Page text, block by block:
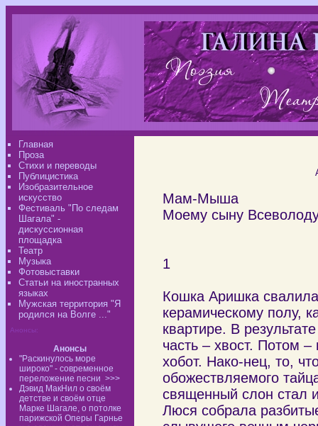
Главная
Проза
Стихи и переводы
Публицистика
Изобразительное
искусство
Фестиваль "По следам
Шагала" -
дискуссионная
площадка
Театр
Музыка
Фотовыставки
Статьи на иностранных
языках
Мужская территория "Я
родился на Волге ..."
Анонсы:
Анонсы
"Раскинулось море
широко" - современное
переложение песни >>>
Дэвид МакНил о своём
детстве и своём отце
Марке Шагале, о потолке
парижской Оперы Гарнье
Мам-Мыша
Моему сыну
1
Кошка Аришка свалила
керамическому полу,
квартире. В
часть – хвост. Потом
хобот. Нако-нец, то,
обожествляемого
священный слон стал
Люся собрала